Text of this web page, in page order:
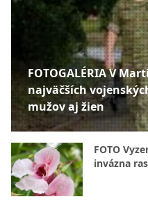
FOTOGALÉRIA V
najväčších
mužov aj žien
FOTO
invázna